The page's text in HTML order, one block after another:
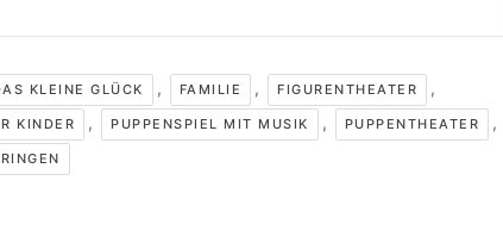
KLEINE GLÜCK , FAMILIE , FIGURENTHEATER ,
KINDER , PUPPENSPIEL MIT MUSIK , PUPPENTHEATER ,